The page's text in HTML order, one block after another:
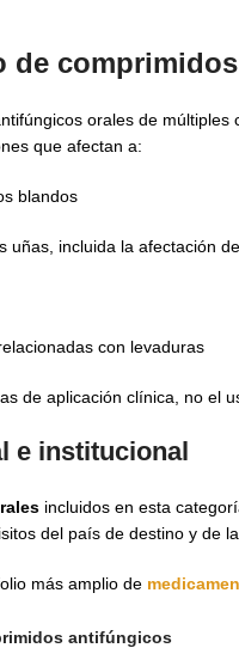
de
orales de
que afectan a:
blandos
uñas, incluida la afectación
con levaduras
de aplicación clínica, no el
e institucional
incluidos en esta
del país de destino y de
más amplio de
antifúngicos